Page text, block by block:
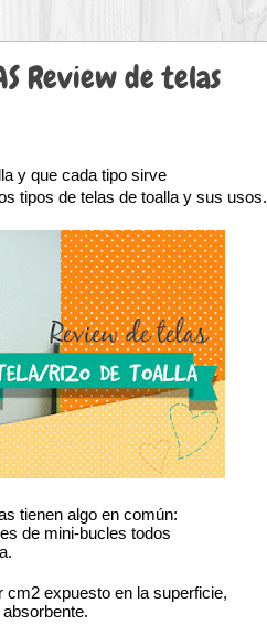
Review de telas
y que cada tipo sirve
tipos de telas de toalla y sus usos.
tienen algo en común:
de mini-bucles todos
cm2 expuesto en la superficie,